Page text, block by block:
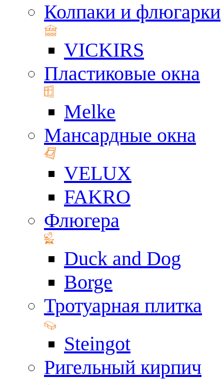
Колпаки и флюгарки
VICKIRS
Пластиковые окна
Melke
Мансардные окна
VELUX
FAKRO
Флюгера
Duck and Dog
Borge
Тротуарная плитка
Steingot
Ригельный кирпич